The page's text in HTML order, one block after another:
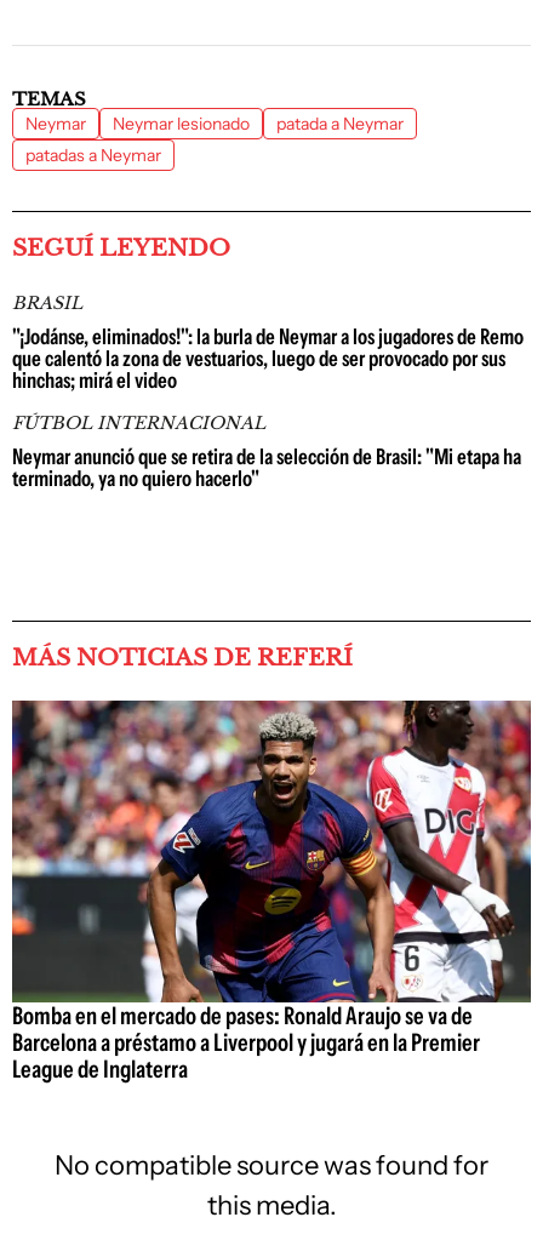
TEMAS
Neymar Neymar lesionado
patada a Neymar
patadas a Neymar
SEGUÍ LEYENDO
BRASIL
"¡Jodánse, eliminados!": la burla de Neymar a los jugadores de Remo
que calentó la zona de vestuarios, luego de ser provocado por sus
hinchas; mirá el video
FÚTBOL INTERNACIONAL
Neymar anunció que se retira de la selección de Brasil: "Mi etapa ha
terminado, ya no quiero hacerlo"
MÁS NOTICIAS DE REFERÍ
Bomba en el mercado de pases: Ronald Araujo se va de
Barcelona a préstamo a Liverpool y jugará en la Premier
League de Inglaterra
No compatible source was found for
this media.